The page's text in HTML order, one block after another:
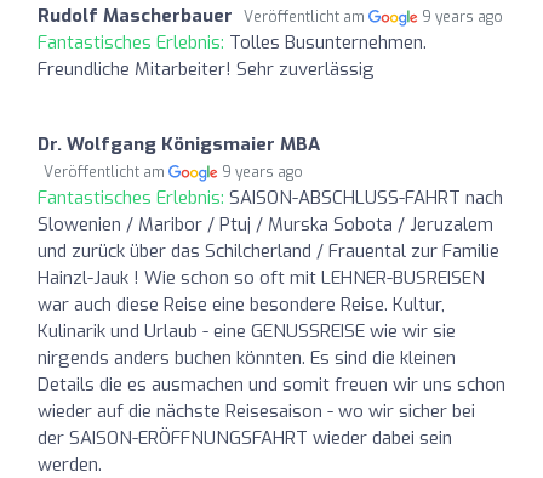
Rudolf Mascherbauer Veröffentlicht am 9 years ago
Fantastisches Erlebnis: Tolles Busunternehmen.
Freundliche Mitarbeiter! Sehr zuverlässig
Dr. Wolfgang Königsmaier MBA
Veröffentlicht am 9 years ago
Fantastisches Erlebnis: SAISON-ABSCHLUSS-FAHRT nach
Slowenien / Maribor / Ptuj / Murska Sobota / Jeruzalem
und zurück über das Schilcherland / Frauental zur Familie
Hainzl-Jauk ! Wie schon so oft mit LEHNER-BUSREISEN
war auch diese Reise eine besondere Reise. Kultur,
Kulinarik und Urlaub - eine GENUSSREISE wie wir sie
nirgends anders buchen könnten. Es sind die kleinen
Details die es ausmachen und somit freuen wir uns schon
wieder auf die nächste Reisesaison - wo wir sicher bei
der SAISON-ERÖFFNUNGSFAHRT wieder dabei sein
werden.